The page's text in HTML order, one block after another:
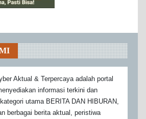
Aktual & Terpercaya adalah portal
informasi terkini dan
utama BERITA DAN HIBURAN,
berbagai berita aktual, peristiwa